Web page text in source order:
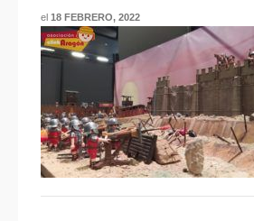
el 18 FEBRERO, 2022